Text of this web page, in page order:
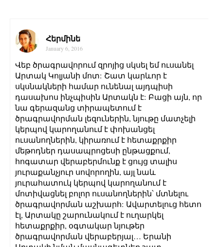
Հերմինե
January 6, 2016
Վեբ ծրագրավորում զրոյից սկսել եմ ուսանել
Արտակ Կոլյանի մոտ: Շատ կարևոր է
սկսնակների համար ունենալ այդպիսի
դասախոս ինչպիսին Արտակն է: Բացի այն, որ
նա գերազանց տիրապետում է
ծրագրավորման լեզուներին, նյութը մատչելի
կերպով կարողանում է փոխանցել
ուսանողներին, կիրառում է հետաքրքիր
մեթոդներ դասապրոցեսի ընթացքում,
հոգատար վերաբերմունք է ցույց տալիս
յուրաքանչյուր սովորողին, այլ նաև
յուրահատուկ կերպով կարողանում է
մոտիվացնել բոլոր ուսանողներին՝ մտնելու
ծրագրավորման աշխարհ: Ավարտելուց հետո
էլ, Արտակը շարունակում է ուղարկել
հետաքրքիր, օգտակար նյութեր
ծրագրավորման վերաբերյալ… Երանի